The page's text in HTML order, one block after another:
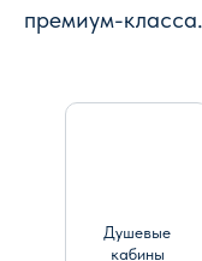
премиум-класса.
Душевые
кабины